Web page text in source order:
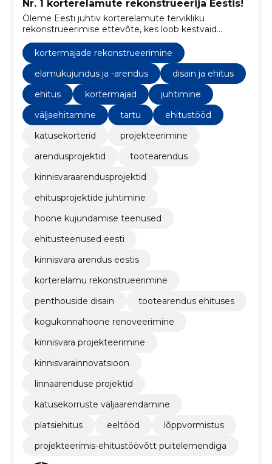
Nr. 1 korterelamute rekonstrueerija Eestis!
Oleme Eesti juhtiv korterelamute tervikliku
rekonstrueerimise ettevõte, kes loob kestvaid
parandamiseks.
kortermajade rekonstrueerimine
elamukujundus ja -arendus
disain ja ehitus
ehitus
kortermajad
juhtimine
väljaehitamine
tartu
ehitustööd
katusekorterid
projekteerimine
arendusprojektid
tootearendus
kinnisvaraarendusprojektid
ehitusprojektide juhtimine
hoone kujundamise teenused
ehitusteenused eesti
kinnisvara arendus eestis
korterelamu rekonstrueerimine
penthouside disain
tootearendus ehituses
kogukonnahoone renoveerimine
kinnisvara projekteerimine
kinnisvarainnovatsioon
linnaarenduse projektid
katusekorruste väljaarendamine
platsiehitus
eeltööd
lõppvormistus
projekteerimis-ehitustöövõtt puitelemendiga